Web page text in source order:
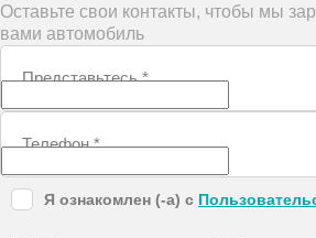
Оставьте свои контакты, чтобы мы
вами автомобиль
Представьтесь*
Телефон*
Я ознакомлен (-а) с